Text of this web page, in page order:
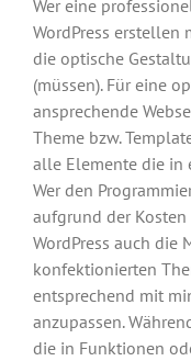
Wer eine
WordPress erstellen
die optische
(müssen). Für eine
ansprechende
Theme bzw.
alle Elemente die in
Wer den
aufgrund der
WordPress auch die
konfektionierten
entsprechend mit
anzupassen.
die in Funktionen